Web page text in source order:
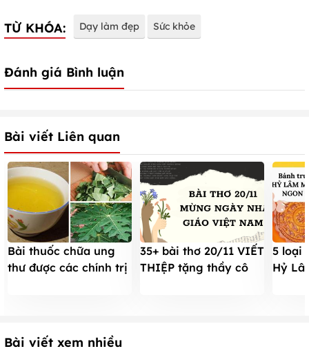
TỪ KHÓA: Dạy làm đẹp Sức khỏe
Đánh giá Bình luận
Bài viết Liên quan
Bài thuốc chữa ung
thư được các chính trị
35+ bài thơ 20/11 VIẾT
THIỆP tặng thầy cô
5 loại
Hỷ
Bài viết xem nhiều